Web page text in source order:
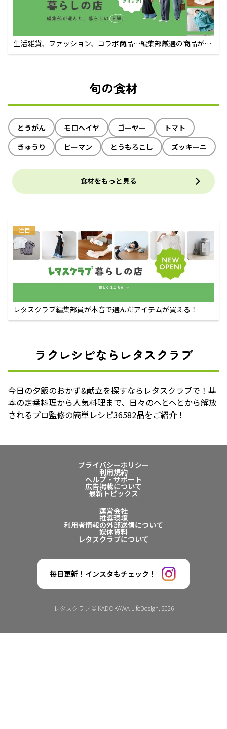
生活雑貨、ファッション、コラボ商品…編集部厳選の商品が買
えるECサイト
旬の食材
とうがん モロヘイヤ ゴーヤー
トマト
きゅうり
ピーマン とうもろこし ズッキーニ
食材をもっと見る
注目
レタスクラブ編集部員が本音で選んだアイテムが買える！
ラクレシピならレタスクラブ
今日の夕飯のおかず&献立を探すならレタスクラブで！基
本の定番料理から人気料理まで、日々のへとへとから解放
されるプロ監修の簡単レシピ36582品をご紹介！
プライバシーポリシー
利用規約
ヘルプ・サポート
広告掲載について
最新トピックス
運営会社
推奨環境
利用者情報の外部送信について
媒体資料
レタスクラブについて
毎日更新！インスタもチェック！
レタスクラブ © KADOKAWA LifeDesign. 2026